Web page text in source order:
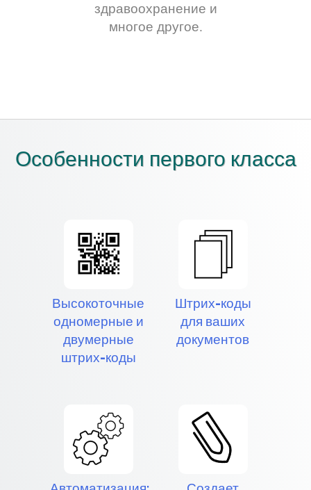
здравоохранение и
многое другое.
Особенности первого класса
Высокоточные
одномерные и
двумерные
штрих-коды
Штрих-коды
для ваших
документов